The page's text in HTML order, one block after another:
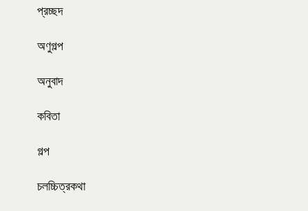
প্রচ্ছদ
অণুগল্প
অনুবাদ
কবিতা
গল্প
চলচ্চিত্রকথা